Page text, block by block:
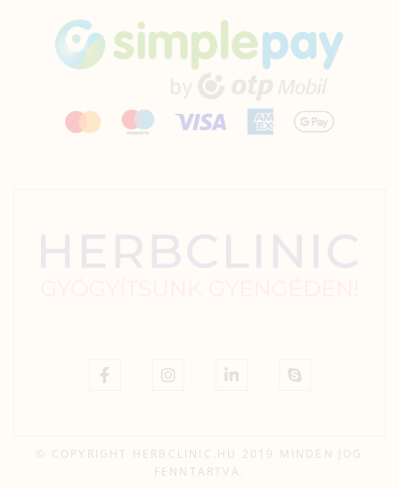
© COPYRIGHT HERBCLINIC.HU 2019 MINDEN JOG
FENNTARTVA.